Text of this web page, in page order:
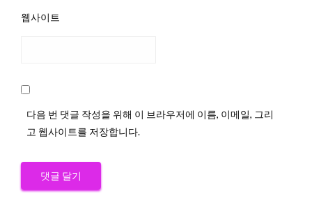
웹사이트
다음 번 댓글 작성을 위해 이 브라우저에 이름, 이메일, 그리
고 웹사이트를 저장합니다.